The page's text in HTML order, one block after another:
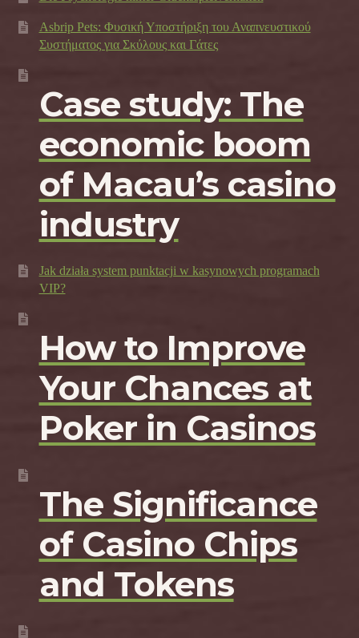
Asbrip Pets: Φυσική Υποστήριξη του Αναπνευστικού
Συστήματος για Σκύλους και Γάτες
Case study: The
economic boom
of Macau’s casino
industry
Jak działa system punktacji w kasynowych programach
VIP?
How to Improve
Your Chances at
Poker in Casinos
The Significance
of Casino Chips
and Tokens